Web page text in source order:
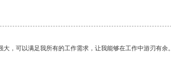
，可以满足我所有的工作需求，让我能够在工作中游刃有余。